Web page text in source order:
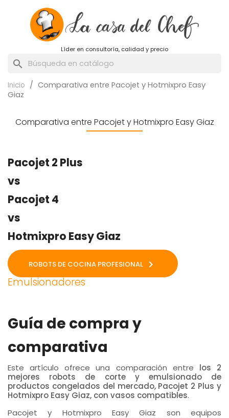
Líder en consultoría, calidad y precio
search
Inicio
Comparativa entre Pacojet y Hotmixpro Easy
Giaz
Comparativa entre Pacojet y Hotmixpro Easy Giaz
Pacojet 2 Plus
vs
Pacojet 4
vs
Hotmixpro Easy Giaz
ROBOTS DE COCINA PROFESIONAL 
Emulsionadores
Guía de compra y
comparativa
Este artículo ofrece una comparación entre los 2
mejores robots de corte y emulsionado de
productos congelados del mercado, Pacojet 2 Plus y
Hotmixpro Easy Giaz, con vasos compatibles.
Pacojet y Hotmixpro Easy Giaz son equipos